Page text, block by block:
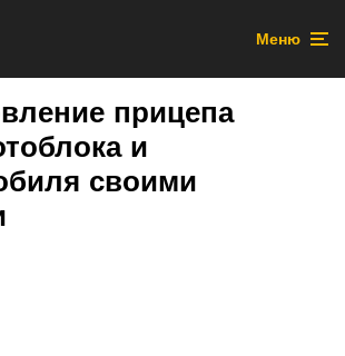
Меню
прицепа
и
своими